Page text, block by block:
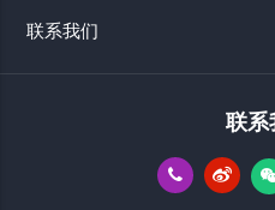
联系我们
联系